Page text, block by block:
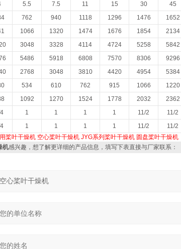
5.5 7.5 11 15 30 45
762 940 1118 1296 1476 1652
1066 1320 1474 1676 1854 2134
3048 3328 4114 4724 5258 5842
5486 5918 6808 7570 8306 9296
2768 3048 3810 4420 4954 5384
534 610 762 915 1066 1220
1092 1270 1524 1778 2032 2362
1 1 1 1 11/2 11/2
1 1 1 1 11/2 11/2
桨叶干燥机 空心桨叶干燥机 JYG系列桨叶干燥机 圆盘桨叶干燥机
机感兴趣，想了解更详细的产品信息，填写下表直接与厂家联系：